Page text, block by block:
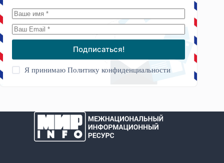
Подписаться!
Я принимаюПолитику конфиденциальности